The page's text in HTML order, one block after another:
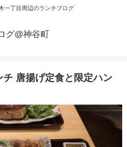
一丁目周辺のランチブログ
グ@神谷町
唐揚げ定食と限定ハン